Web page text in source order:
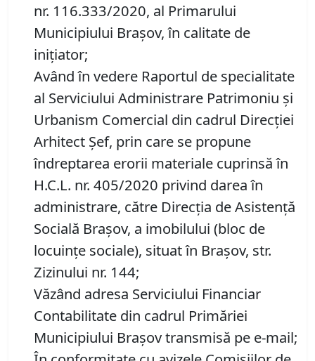
nr. 116.333/2020, al Primarului
Municipiului Braşov, în calitate de
iniţiator;
Având în vedere Raportul de specialitate
al Serviciului Administrare Patrimoniu şi
Urbanism Comercial din cadrul Direcției
Arhitect Șef, prin care se propune
îndreptarea erorii materiale cuprinsă în
H.C.L. nr. 405/2020 privind darea în
administrare, către Direcția de Asistenţă
Socială Brașov, a imobilului (bloc de
locuinţe sociale), situat în Brașov, str.
Zizinului nr. 144;
Văzând adresa Serviciului Financiar
Contabilitate din cadrul Primăriei
Municipiului Braşov transmisă pe e-mail;